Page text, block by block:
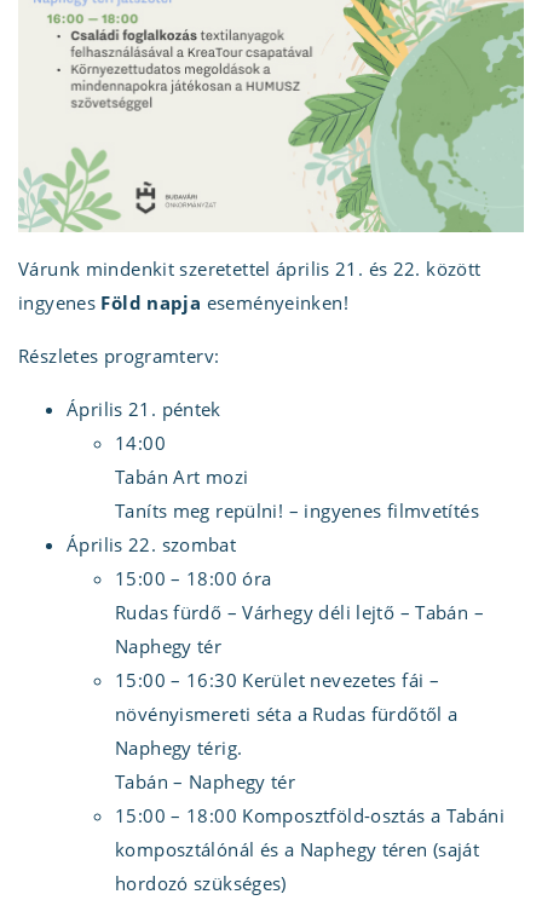
Várunk mindenkit szeretettel április 21. és 22. között
ingyenes Föld napja eseményeinken!
Részletes programterv:
Április 21. péntek
14:00
Tabán Art mozi
Taníts meg repülni! – ingyenes filmvetítés
Április 22. szombat
15:00 – 18:00 óra
Rudas fürdő – Várhegy déli lejtő – Tabán –
Naphegy tér
15:00 – 16:30 Kerület nevezetes fái –
növényismereti séta a Rudas fürdőtől a
Naphegy térig.
Tabán – Naphegy tér
15:00 – 18:00 Komposztföld-osztás a Tabáni
komposztálónál és a Naphegy téren (saját
hordozó szükséges)